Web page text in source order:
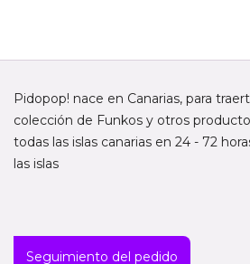
Pidopop! nace en Canarias, para
colección de Funkos y otros
todas las islas canarias en 24 - 72
las islas
Seguimiento del pedido